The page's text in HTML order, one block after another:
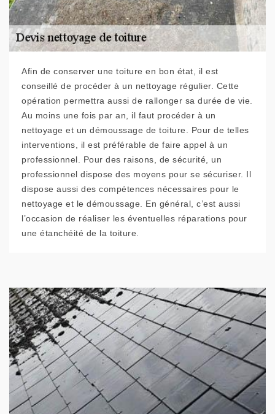
Afin de conserver une toiture en bon état, il est
conseillé de procéder à un nettoyage régulier. Cette
opération permettra aussi de rallonger sa durée de vie.
Au moins une fois par an, il faut procéder à un
nettoyage et un démoussage de toiture. Pour de telles
interventions, il est préférable de faire appel à un
professionnel. Pour des raisons, de sécurité, un
professionnel dispose des moyens pour se sécuriser. Il
dispose aussi des compétences nécessaires pour le
nettoyage et le démoussage. En général, c’est aussi
l’occasion de réaliser les éventuelles réparations pour
une étanchéité de la toiture.